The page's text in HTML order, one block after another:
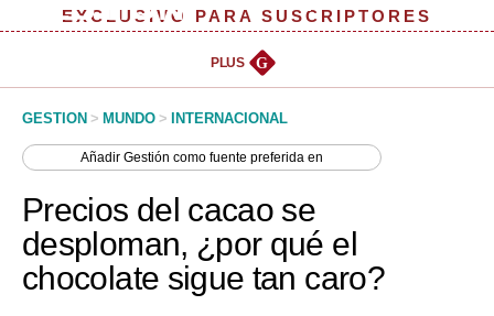
Management & Empleo
Perú
Política
EXCLUSIVO PARA SUSCRIPTORES
PLUS G
GESTION > MUNDO > INTERNACIONAL
AñadirGestión como fuente preferida en
Precios del cacao se
desploman, ¿por qué el
chocolate sigue tan caro?